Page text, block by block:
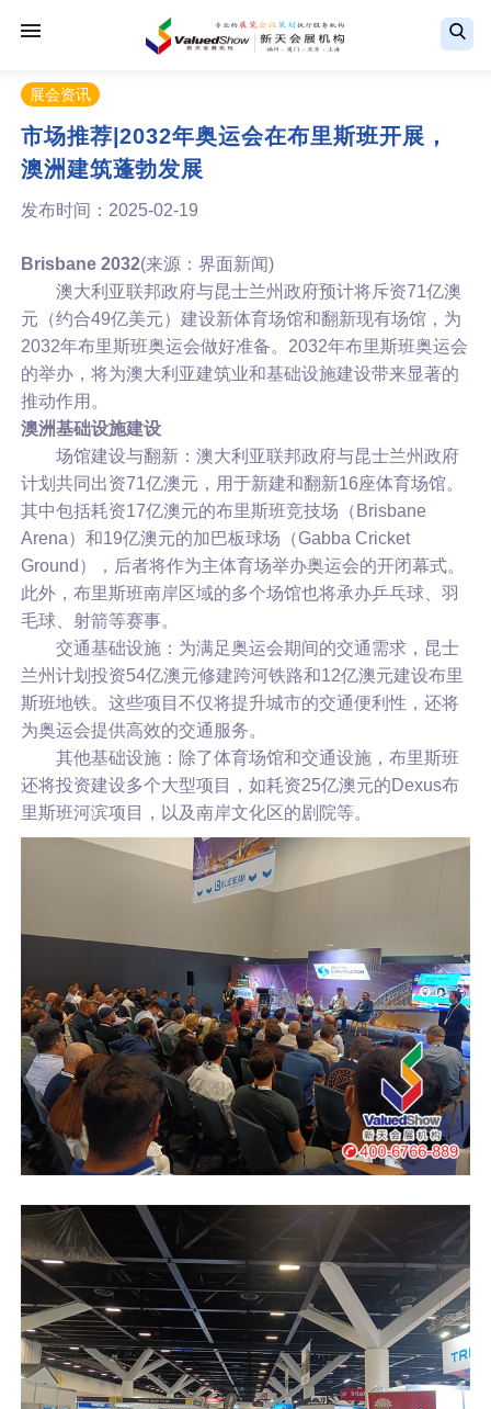
展会资讯
市场推荐|2032年奥运会在布里斯班开展，
澳洲建筑蓬勃发展
发布时间：2025-02-19
Brisbane 2032(来源：界面新闻)
澳大利亚联邦政府与昆士兰州政府预计将斥资71亿澳
元（约合49亿美元）建设新体育场馆和翻新现有场馆，为
2032年布里斯班奥运会做好准备。2032年布里斯班奥运会
的举办，将为澳大利亚建筑业和基础设施建设带来显著的
推动作用。
澳洲基础设施建设
场馆建设与翻新：澳大利亚联邦政府与昆士兰州政府
计划共同出资71亿澳元，用于新建和翻新16座体育场馆。
其中包括耗资17亿澳元的布里斯班竞技场（Brisbane
Arena）和19亿澳元的加巴板球场（Gabba Cricket
Ground），后者将作为主体育场举办奥运会的开闭幕式。
此外，布里斯班南岸区域的多个场馆也将承办乒乓球、羽
毛球、射箭等赛事。
交通基础设施：为满足奥运会期间的交通需求，昆士
兰州计划投资54亿澳元修建跨河铁路和12亿澳元建设布里
斯班地铁。这些项目不仅将提升城市的交通便利性，还将
为奥运会提供高效的交通服务。
其他基础设施：除了体育场馆和交通设施，布里斯班
还将投资建设多个大型项目，如耗资25亿澳元的Dexus布
里斯班河滨项目，以及南岸文化区的剧院等。